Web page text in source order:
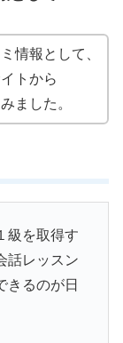
情報として、
トから
ました。
級を取得す
話レッスン
きるのが日